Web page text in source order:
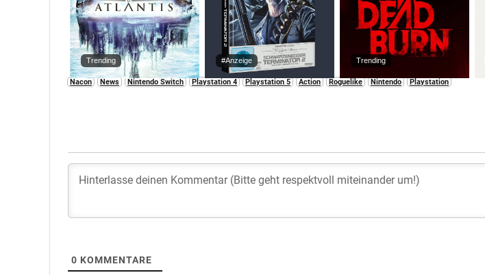
Trending #Anzeige Trending
Nacon News Nintendo Switch Playstation 4 Playstation 5 Action Roguelike Nintendo Playstation
0 KOMMENTARE